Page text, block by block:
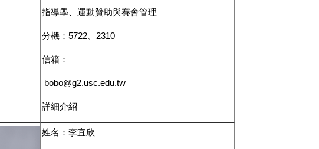
指導學、運動贊助與賽會管理
分機：5722、2310
信箱：
bobo@g2.usc.edu.tw
詳細介紹
姓名：李宜欣